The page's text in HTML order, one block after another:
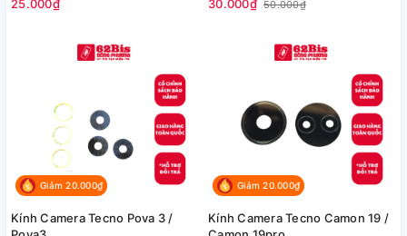
25.000₫
30.000₫ 50.000₫
Giảm 20.000₫
Kính Camera Tecno Pova 3 /
Giảm 20.000₫
Kính Camera Tecno Camon 19 /